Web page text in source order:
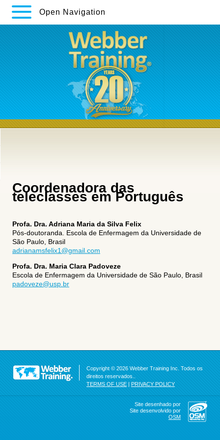
Open Navigation
Coordenadora das
teleclasses em Português
Profa. Dra. Adriana Maria da Silva Felix
Pós-doutoranda. Escola de Enfermagem da Universidade de
São Paulo, Brasil
adrianamsfelix1@gmail.com
Profa. Dra. Maria Clara Padoveze
Escola de Enfermagem da Universidade de São Paulo, Brasil
padoveze@usp.br
Copyright © 2026 Webber Training Inc. Todos os
direitos reservados..
TERMS OF USE | PRIVACY POLICY
Site desenhado por
Site desenvolvido por
OSM